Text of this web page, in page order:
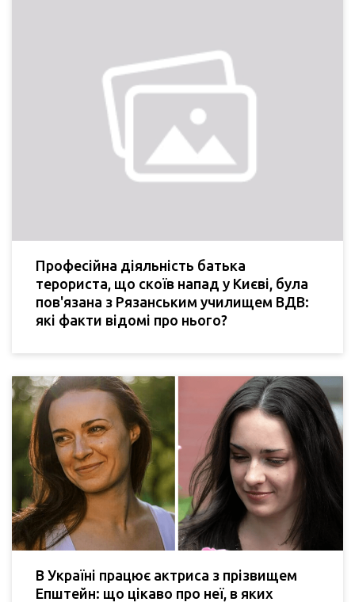
Професійна діяльність батька
терориста, що скоїв напад у Києві, була
пов'язана з Рязанським училищем ВДВ:
які факти відомі про нього?
В Україні працює актриса з прізвищем
Епштейн: що цікаво про неї, в яких